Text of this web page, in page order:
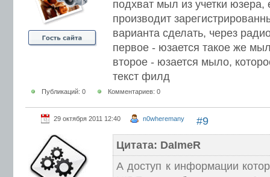
подхват мыл из учетки юзера,
производит
варианта сделать, через
первое - юзается такое же
второе - юзается мыло,
текст филд
Публикаций: 0 Комментариев: 0
#9
29 октября 2011 12:40 n0wheremany
Цитата: DaImeR
А доступ к информации